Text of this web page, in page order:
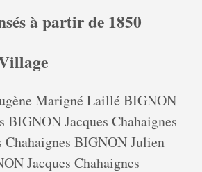
à partir de 1850
Marigné Laillé BIGNON
BIGNON Jacques Chahaignes
Chahaignes BIGNON Julien
Jacques Chahaignes